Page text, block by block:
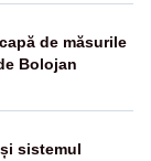
de măsurile
Bolojan
sistemul